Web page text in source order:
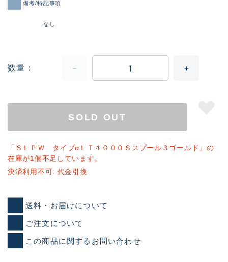
備考/特記事項
なし
数量
SOLD OUT
「ＳＬＰＷ タイプαＬＴ４０００Ｓスプール３ゴールド」の
在庫が1個不足しています。
決済利用不可: 代金引換
送料・お届けについて
ご注文について
この商品に関するお問い合わせ